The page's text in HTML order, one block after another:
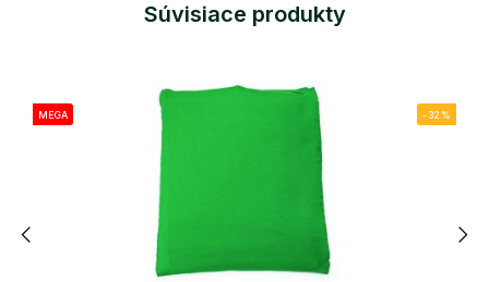
Súvisiace produkty
MEGA -32%